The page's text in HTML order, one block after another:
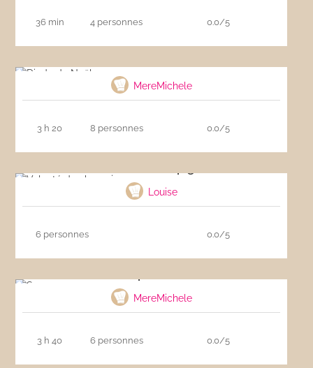
36 min 4 personnes 0.0/5
MereMichele
3 h 20 8 personnes 0.0/5
Louise
6 personnes 0.0/5
MereMichele
3 h 40 6 personnes 0.0/5